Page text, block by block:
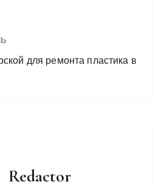
для ремонта пластика в
Redactor